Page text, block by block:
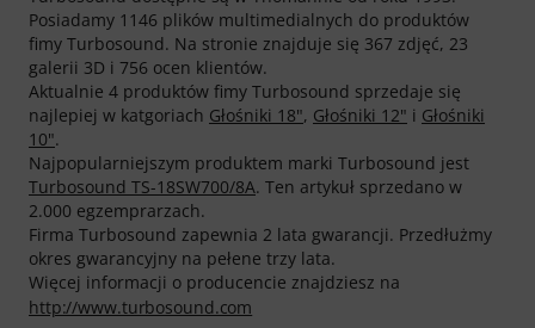
Posiadamy 1146 plików multimedialnych do produktów
fimy Turbosound. Na stronie znajduje się 367 zdjęć, 23
galerii 3D i 756 ocen klientów.
Aktualnie 4 produktów fimy Turbosound sprzedaje się
najlepiej w katgoriach Głośniki 18", Głośniki 12" i Głośniki
10".
Najpopularniejszym produktem marki Turbosound jest
Turbosound TS-18SW700/8A. Ten artykuł sprzedano w
2.000 egzemprarzach.
Firma Turbosound zapewnia 2 lata gwarancji. Przedłużmy
okres gwarancyjny na pełene trzy lata.
Więcej informacji o producencie znajdziesz na
http://www.turbosound.com